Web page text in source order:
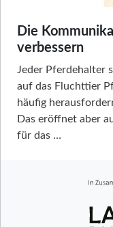
Die
verbessern
Jeder Pferdehalter
auf das Fluchttier
häufig
Das eröffnet aber
für das …